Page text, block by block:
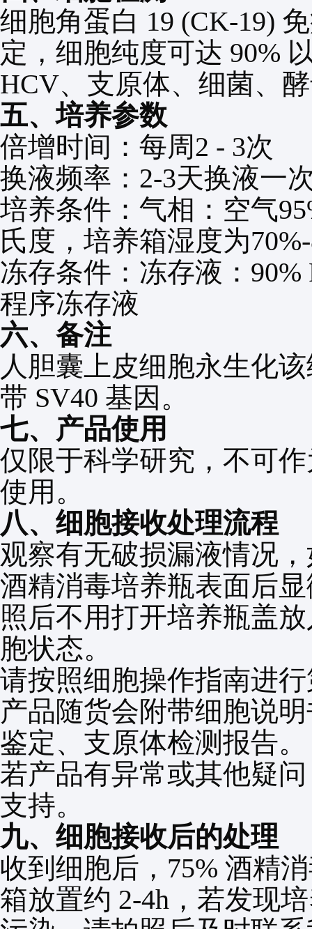
细胞角蛋白 19 (CK-19)
定，细胞纯度可达 90%
HCV、支原体、细菌、
五、培养参数
倍增时间：每周2 - 3次
换液频率： 2-3天换液一
培养条件：气相：空气
氏度，培养箱湿度为
冻存条件：冻存液： 90%
程序冻存液
六、备注
人胆囊上皮细胞永生化
带 SV40 基因。
七、产品使用
仅限于科学研究，不可
使用。
八、细胞接收处理流程
观察有无破损漏液情况
酒精消毒培养瓶表面后
照后不用打开培养瓶盖
胞状态。
请按照细胞操作指南进
产品随货会附带细胞说
鉴定、支原体检测报告。
若产品有异常或其他疑
支持。
九、细胞接收后的处理
收到细胞后， 75% 酒精
箱放置约 2-4h ，若发现